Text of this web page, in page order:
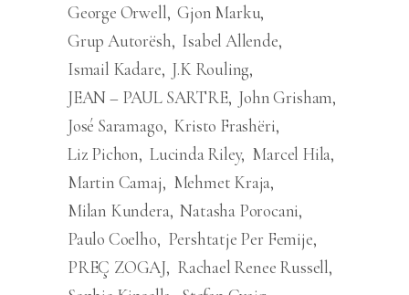
George Orwell Gjon Marku
Grup Autorësh Isabel Allende
Ismail Kadare J.K Rouling
JEAN – PAUL SARTRE John Grisham
José Saramago Kristo Frashëri
Liz Pichon Lucinda Riley Marcel Hila
Martin Camaj
Mehmet Kraja
Milan Kundera Natasha Porocani
Paulo Coelho
Pershtatje Per Femije
PREÇ ZOGAJ
Rachael Renee Russell